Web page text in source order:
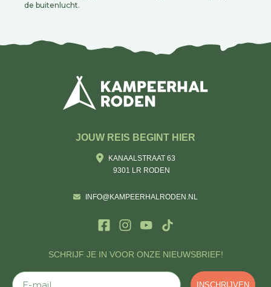
de buitenlucht.
SCHRIJF JE IN VOOR ONZE NIEUWSBRIEF!
E-mail
INSCHRIJVEN
JOUW REIS BEGINT HIER
KANAALSTRAAT 63
9301 LR RODEN
INFO@KAMPEERHALRODEN.NL